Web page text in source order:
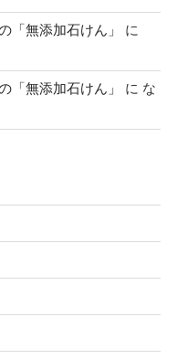
「無添加石けん」
に
「無添加石けん」 に な